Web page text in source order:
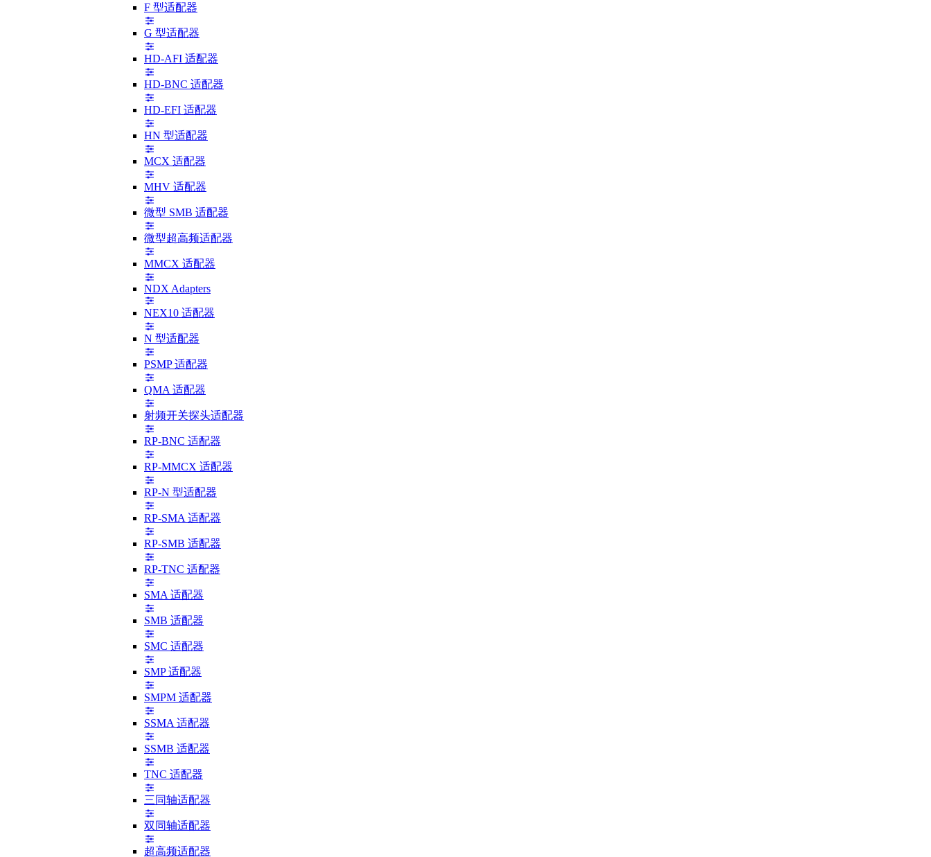
F 型适配器
G 型适配器
HD-AFI 适配器
HD-BNC 适配器
HD-EFI 适配器
HN 型适配器
MCX 适配器
MHV 适配器
微型 SMB 适配器
微型超高频适配器
MMCX 适配器
NDX Adapters
NEX10 适配器
N 型适配器
PSMP 适配器
QMA 适配器
射频开关探头适配器
RP-BNC 适配器
RP-MMCX 适配器
RP-N 型适配器
RP-SMA 适配器
RP-SMB 适配器
RP-TNC 适配器
SMA 适配器
SMB 适配器
SMC 适配器
SMP 适配器
SMPM 适配器
SSMA 适配器
SSMB 适配器
TNC 适配器
三同轴适配器
双同轴适配器
超高频适配器